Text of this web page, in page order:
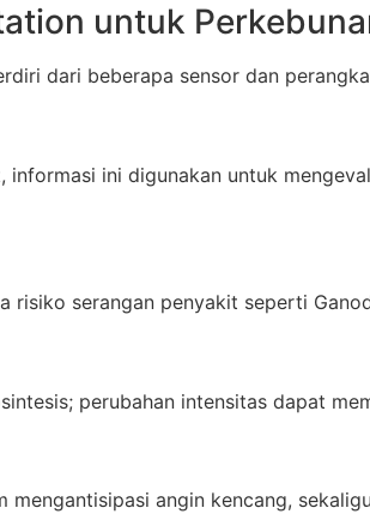
untuk
dari beberapa sensor dan
ini digunakan untuk
serangan penyakit seperti
perubahan intensitas dapat
angin kencang,